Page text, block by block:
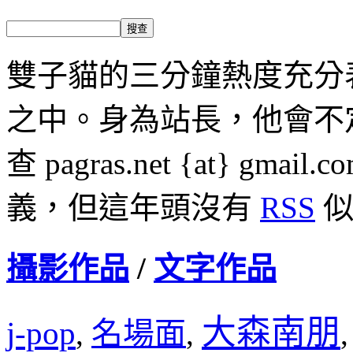
雙子貓的三分鐘熱度充
之中。身為站長，他會
查 pagras.net {at}
義，但這年頭沒有 RSS
攝影作品 / 文字作品
j-pop, 名場面, 大森南朋